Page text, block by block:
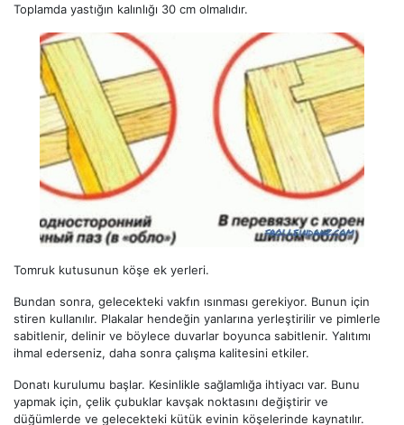
Toplamda yastığın kalınlığı 30 cm olmalıdır.
Tomruk kutusunun köşe ek yerleri.
Bundan sonra, gelecekteki vakfın ısınması gerekiyor. Bunun için
stiren kullanılır. Plakalar hendeğin yanlarına yerleştirilir ve pimlerle
sabitlenir, delinir ve böylece duvarlar boyunca sabitlenir. Yalıtımı
ihmal ederseniz, daha sonra çalışma kalitesini etkiler.
Donatı kurulumu başlar. Kesinlikle sağlamlığa ihtiyacı var. Bunu
yapmak için, çelik çubuklar kavşak noktasını değiştirir ve
düğümlerde ve gelecekteki kütük evinin köşelerinde kaynatılır.